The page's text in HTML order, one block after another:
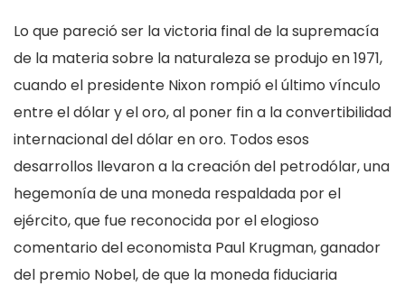
Lo que pareció ser la victoria final de la supremacía
de la materia sobre la naturaleza se produjo en 1971,
cuando el presidente Nixon rompió el último vínculo
entre el dólar y el oro, al poner fin a la convertibilidad
internacional del dólar en oro. Todos esos
desarrollos llevaron a la creación del petrodólar, una
hegemonía de una moneda respaldada por el
ejército, que fue reconocida por el elogioso
comentario del economista Paul Krugman, ganador
del premio Nobel, de que la moneda fiduciaria